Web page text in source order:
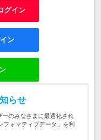
グイン
ン
ン
ン
らせ
のみなさまに最適化され
フォマティブデータ」を利